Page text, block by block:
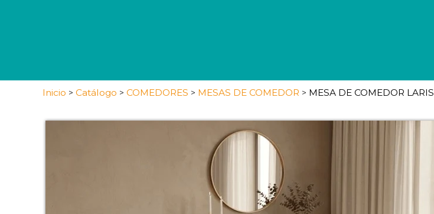
Inicio > Catálogo > COMEDORES > MESAS DE COMEDOR > MESA DE COMEDOR